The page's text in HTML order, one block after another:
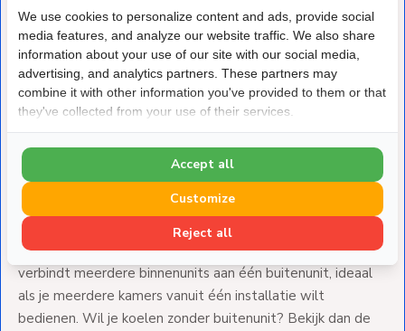
airco structureel goedkoper is dan gas.
Bij Klimaatshop.nl vind je een compleet assortiment van A-
merken als Mitsubishi Heavy Industries, Daikin en Sinclair.
Of je nu één ruimte wilt verwarmen en koelen of een
complete woning wilt voorzien van meerdere zones, we
Singlesplit of multisplit?
Een
koppelt één buitenunit aan één
binnenunit en is de meest gekozen oplossing voor
woonkamer, slaapkamer of kantoor. Eenmultisplit systeem
verbindt meerdere binnenunits aan één buitenunit, ideaal
als je meerdere kamers vanuit één installatie wilt
bedienen. Wil je koelen zonder buitenunit? Bekijk dan de
We use cookies to personalize content and ads, provide social
media features, and analyze our website traffic. We also share
information about your use of our site with our social media,
advertising, and analytics partners. These partners may
combine it with other information you've provided to them or that
they've collected from your use of their services.
Reject all
Customize
Accept all